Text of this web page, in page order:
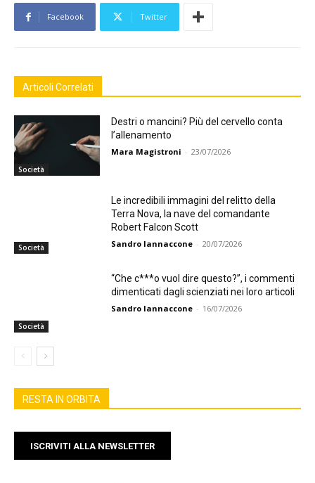
Facebook Twitter
Articoli Correlati
Società
Destri o mancini? Più del cervello conta
l’allenamento
Mara Magistroni - 23/07/2026
Società
Le incredibili immagini del relitto della
Terra Nova, la nave del comandante
Robert Falcon Scott
Sandro Iannaccone - 20/07/2026
Società
“Che c***o vuol dire questo?”, i commenti
dimenticati dagli scienziati nei loro articoli
Sandro Iannaccone - 16/07/2026
RESTA IN ORBITA
ISCRIVITI ALLA NEWSLETTER